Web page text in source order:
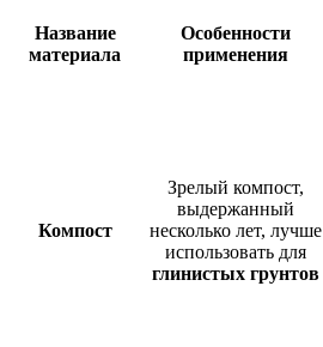
Название
материала
Особенности
применения
Компост
Зрелый компост,
выдержанный
несколько лет, лучше
использовать для
глинистых грунтов